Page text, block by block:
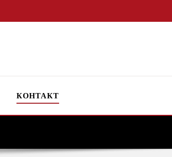
КОНТАКТ